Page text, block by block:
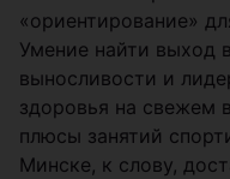
«ориентирование»
Умение найти выход
выносливости и
здоровья на свежем
плюсы занятий
Минске, к слову,